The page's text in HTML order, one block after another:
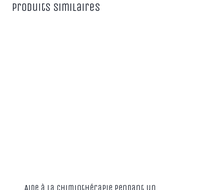
Produits similaires
Aide à la chimiothérapie pendant un